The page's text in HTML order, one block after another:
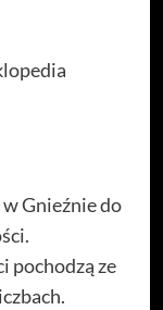
Gnieźnie do
pochodzą ze